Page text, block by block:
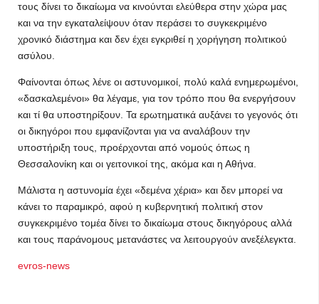
τους δίνει το δικαίωμα να κινούνται ελεύθερα στην χώρα μας
και να την εγκαταλείψουν όταν περάσει το συγκεκριμένο
χρονικό διάστημα και δεν έχει εγκριθεί η χορήγηση πολιτικού
ασύλου.
Φαίνονται όπως λένε οι αστυνομικοί, πολύ καλά ενημερωμένοι,
«δασκαλεμένοι» θα λέγαμε, για τον τρόπο που θα ενεργήσουν
και τί θα υποστηρίξουν. Τα ερωτηματικά αυξάνει το γεγονός ότι
οι δικηγόροι που εμφανίζονται για να αναλάβουν την
υποστήριξη τους, προέρχονται από νομούς όπως η
Θεσσαλονίκη και οι γειτονικοί της, ακόμα και η Αθήνα.
Μάλιστα η αστυνομία έχει «δεμένα χέρια» και δεν μπορεί να
κάνει το παραμικρό, αφού η κυβερνητική πολιτική στον
συγκεκριμένο τομέα δίνει το δικαίωμα στους δικηγόρους αλλά
και τους παράνομους μετανάστες να λειτουργούν ανεξέλεγκτα.
evros-news